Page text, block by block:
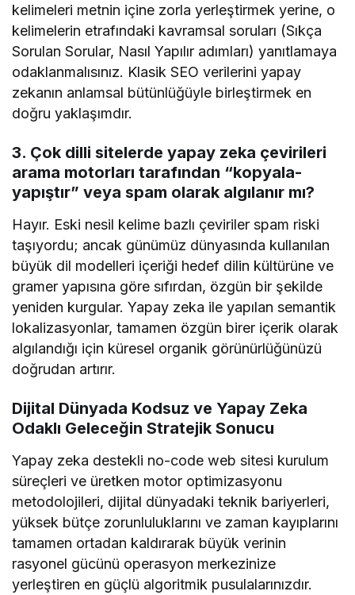
kelimeleri metnin içine zorla yerleştirmek yerine, o
kelimelerin etrafındaki kavramsal soruları (Sıkça
Sorulan Sorular, Nasıl Yapılır adımları) yanıtlamaya
odaklanmalısınız. Klasik SEO verilerini yapay
zekanın anlamsal bütünlüğüyle birleştirmek en
doğru yaklaşımdır.
3. Çok dilli sitelerde yapay zeka çevirileri
arama motorları tarafından “kopyala-
yapıştır” veya spam olarak algılanır mı?
Hayır. Eski nesil kelime bazlı çeviriler spam riski
taşıyordu; ancak günümüz dünyasında kullanılan
büyük dil modelleri içeriği hedef dilin kültürüne ve
gramer yapısına göre sıfırdan, özgün bir şekilde
yeniden kurgular. Yapay zeka ile yapılan semantik
lokalizasyonlar, tamamen özgün birer içerik olarak
algılandığı için küresel organik görünürlüğünüzü
doğrudan artırır.
Dijital Dünyada Kodsuz ve Yapay Zeka
Odaklı Geleceğin Stratejik Sonucu
Yapay zeka destekli no-code web sitesi kurulum
süreçleri ve üretken motor optimizasyonu
metodolojileri, dijital dünyadaki teknik bariyerleri,
yüksek bütçe zorunluluklarını ve zaman kayıplarını
tamamen ortadan kaldırarak büyük verinin
rasyonel gücünü operasyon merkezinize
yerleştiren en güçlü algoritmik pusulalarınızdır.